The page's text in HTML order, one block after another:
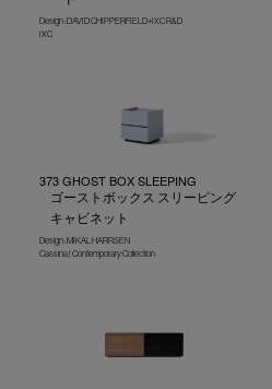
Design : DAVID CHIPPERFIELD+IXC R&D
IXC
373 GHOST BOX SLEEPING
ゴーストボックス スリーピング
キャビネット
Design : MIKAL HARRSEN
Cassina | Contemporary Collection